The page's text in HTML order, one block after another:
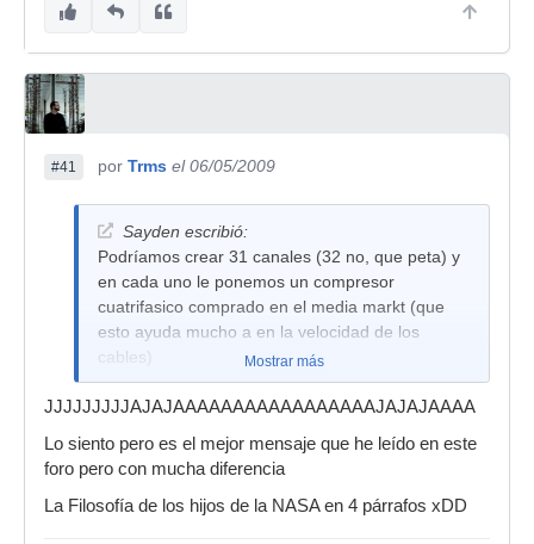
#41 por Trms el 06/05/2009
Sayden escribió:
Podríamos crear 31 canales (32 no, que peta) y
en cada uno le ponemos un compresor
cuatrifasico comprado en el media markt (que
esto ayuda mucho a en la velocidad de los
cables)
impares (31 como he mencionado
anteriormente), la velocidad del buffer tira mejor
ya que el canal que sobra para que sean pares,
de vez en cuando.
Mostrar más
JJJJJJJJJAJAJAAAAAAAAAAAAAAAAAJAJAJAAAA
Lo siento pero es el mejor mensaje que he leído en este
foro pero con mucha diferencia
La Filosofía de los hijos de la NASA en 4 párrafos xDD